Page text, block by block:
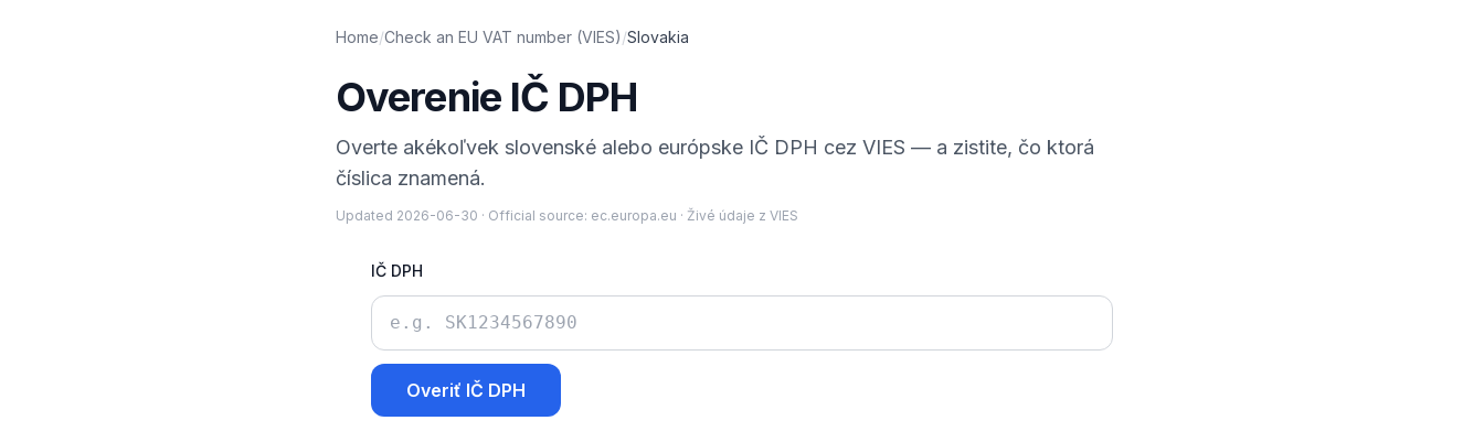
Home/Check an EU VAT number (VIES)/Slovakia
Overenie IČ DPH
Overte akékoľvek slovenské alebo európske IČ DPH cez VIES — a zistite, čo ktorá
číslica znamená.
Updated 2026-06-30 · Official source: ec.europa.eu · Živé údaje z VIES
IČ DPH
Overiť IČ DPH